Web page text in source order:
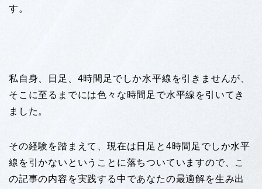
す。
私自身、日足、4時間足でしか水平線を引きませんが、
そこに至るまでには色々な時間足で水平線を引いてき
ました。
その経験を踏まえて、現在は日足と4時間足でしか水平
線を引かないということに落ちついていますので、こ
の記事の内容を実践する中であなたの最適解を生み出